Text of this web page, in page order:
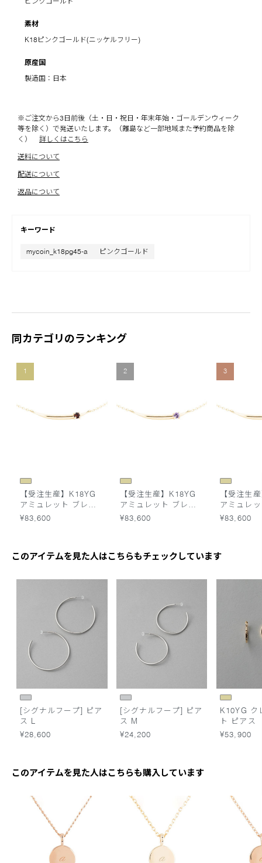
素材
K18ピンクゴールド(ニッケルフリー)
原産国
製造国：日本
※ご注文から3日前後（土・日・祝日・年末年始・ゴールデンウィーク
等を除く）で発送いたします。（離島など一部地域また予約商品を除
く）
詳しくはこちら
送料について
配送について
返品について
キーワード
mycoin_k18pg45-a ピンクゴールド
同カテゴリのランキング
1
【受注生産】K18YG
アミュレット ブレス
レット 小豆チェーン
¥83,600
2
【受注生産】K18YG
アミュレット ブレス
レット 小豆チェーン
¥83,600
3
【受注生
アミュレ
レット 小
¥83,600
このアイテムを見た人はこちらもチェックしています
[シグナルフープ] ピア
ス L
¥28,600
[シグナルフープ] ピア
ス M
¥24,200
K10YG ク
ト ピアス
¥53,900
このアイテムを見た人はこちらも購入しています